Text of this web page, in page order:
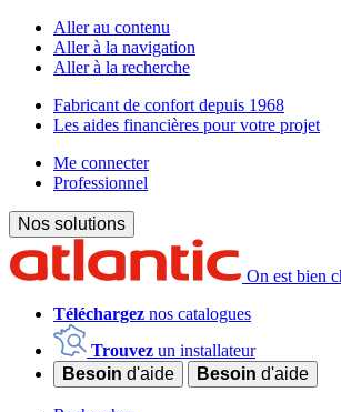
Aller au contenu
Aller à la navigation
Aller à la recherche
Fabricant de confort depuis 1968
Les aides financières pour votre projet
Me connecter
Professionnel
Nos solutions
On est bien
Téléchargez nos catalogues
Trouvez un installateur
Besoin d'aide Besoin d'aide